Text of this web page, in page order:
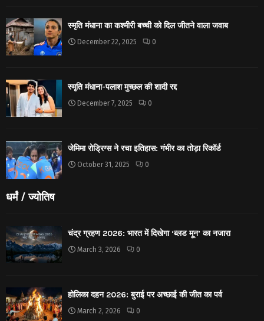
स्मृति मंधाना का कश्मीरी बच्ची को दिल जीतने वाला जवाब
December 22, 2025 0
स्मृति मंधाना-पलाश मुच्छल की शादी रद्द
December 7, 2025 0
जेमिमा रोड्रिग्स ने रचा इतिहास: गंभीर का तोड़ा रिकॉर्ड
October 31, 2025 0
धर्मं / ज्योतिष
चंद्र ग्रहण 2026: भारत में दिखेगा ‘ब्लड मून’ का नजारा
March 3, 2026 0
होलिका दहन 2026: बुराई पर अच्छाई की जीत का पर्व
March 2, 2026 0